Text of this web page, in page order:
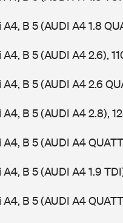
B 5 (AUDI A4 1.8
A4, B 5 (AUDI A4 2.6),
A4, B 5 (AUDI A4 2.6
A4, B 5 (AUDI A4 2.8),
A4, B 5 (AUDI A4
A4, B 5 (AUDI A4 1.9
A4, B 5 (AUDI A4